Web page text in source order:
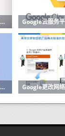
Google智能助理现在可以阅读和回复来自更多应用的消息
Google费用预测工具可帮助企业改善预算云成本